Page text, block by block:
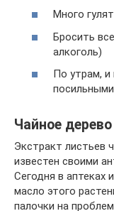
Много
Бросить
алкоголь)
По утрам, и
Чайное дерево
Экстракт листьев
известен своими
Сегодня в аптеках
масло этого
палочки на